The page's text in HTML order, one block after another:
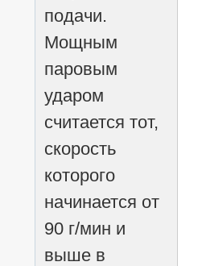
подачи.
Мощным
паровым
ударом
считается тот,
скорость
которого
начинается от
90 г/мин и
выше в